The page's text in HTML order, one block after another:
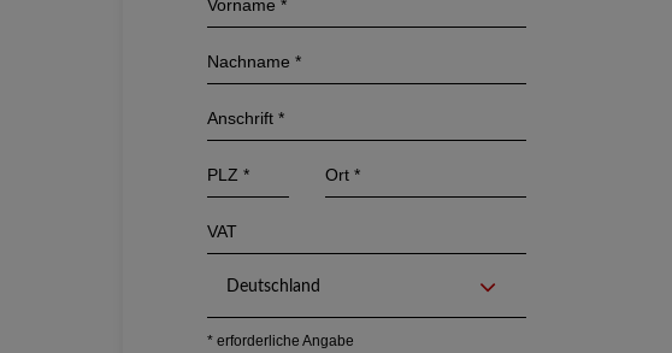
Deutschland
* erforderliche Angabe